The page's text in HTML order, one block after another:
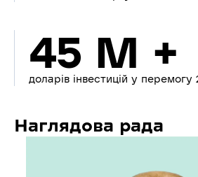
45 M +
доларів інвестицій у перемогу
Наглядова рада